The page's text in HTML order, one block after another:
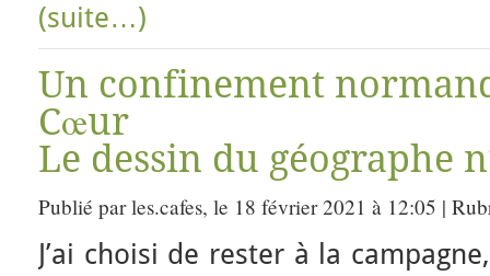
(suite…)
Un confinement
Cœur
Le dessin du géographe
Publié par les.cafes, le 18 février 2021 à 12:05 |
J’ai choisi de rester à la